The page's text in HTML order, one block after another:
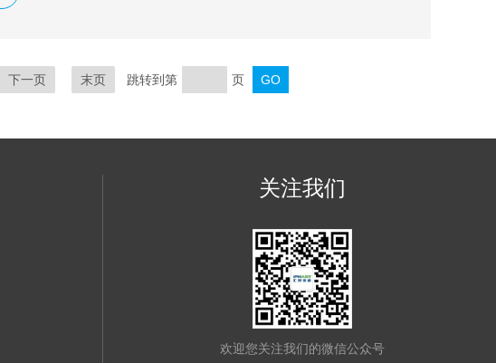
下一页 末页 跳转到第 页
关注我们
欢迎您关注我们的微信公众号